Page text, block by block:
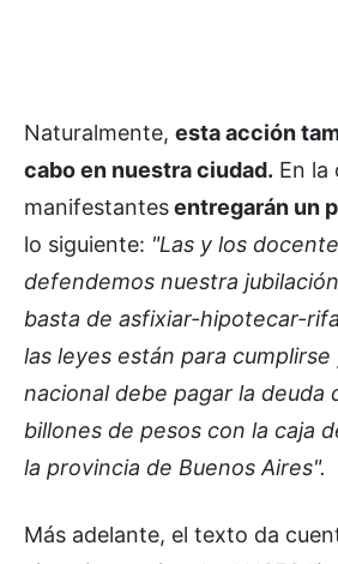
Naturalmente, esta acción
cabo en nuestra ciudad. En la
manifestantesentregarán un
lo siguiente: "Las y los
defendemos nuestra
basta de asfixiar-hipotecar-
las leyes están para
nacional debe pagar la deuda
billones de pesos con la caja
la provincia de Buenos Aires".
Más adelante, el texto da